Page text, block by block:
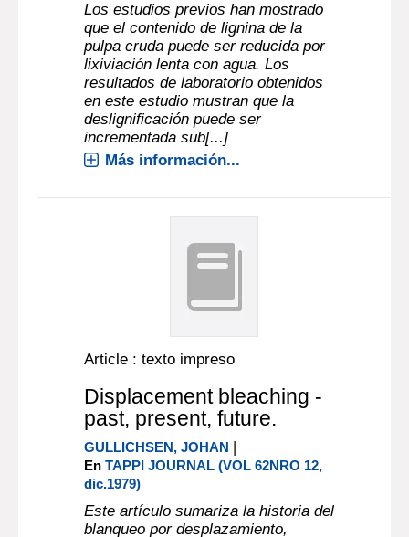
Los estudios previos han mostrado
que el contenido de lignina de la
pulpa cruda puede ser reducida por
lixiviación lenta con agua. Los
resultados de laboratorio obtenidos
en este estudio mustran que la
deslignificación puede ser
incrementada sub[...]
Más información...
Article : texto impreso
Displacement bleaching -
past, present, future.
GULLICHSEN, JOHAN |
EnTAPPI JOURNAL (VOL 62NRO 12,
dic.1979)
Este artículo sumariza la historia del
blanqueo por desplazamiento,